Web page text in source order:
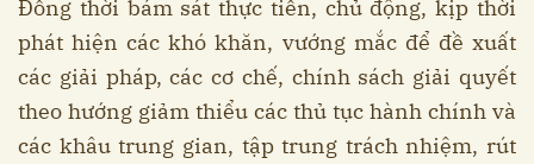
Đồng thời bám sát thực tiễn, chủ động, kịp thời
phát hiện các khó khăn, vướng mắc để đề xuất
các giải pháp, các cơ chế, chính sách giải quyết
theo hướng giảm thiểu các thủ tục hành chính và
các khâu trung gian, tập trung trách nhiệm, rút